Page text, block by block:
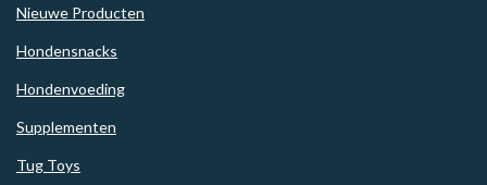
Nieuwe Producten
Hondensnacks
Hondenvoeding
Supplementen
Tug Toys